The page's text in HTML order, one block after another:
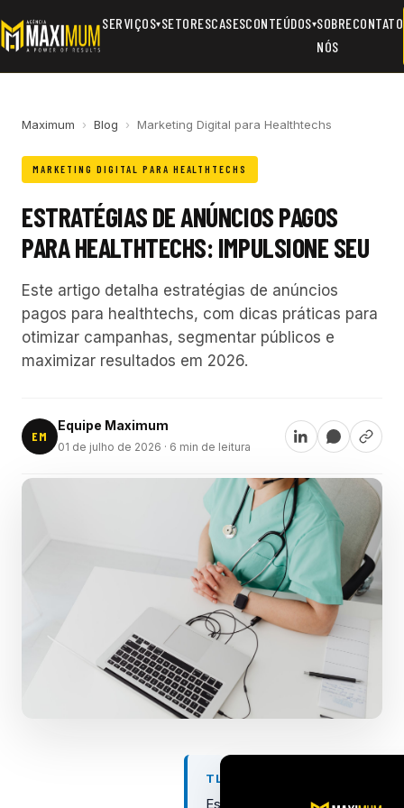
SERVIÇOS▾SETORESCASESCONTEÚDOS▾SOBRE
NÓS
CONTATO
Maximum › Blog › Marketing Digital para Healthtechs
MARKETING DIGITAL PARA HEALTHTECHS
ESTRATÉGIAS DE ANÚNCIOS PAGOS
PARA HEALTHTECHS: IMPULSIONE SEU
Este artigo detalha estratégias de anúncios
pagos para healthtechs, com dicas práticas para
otimizar campanhas, segmentar públicos e
maximizar resultados em 2026.
EM
Equipe Maximum
01 de julho de 2026 · 6 min de leitura
TL;DR
Estratégias